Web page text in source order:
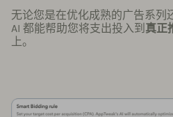
无论您是在优化成熟的广告系列
AI 都能帮助您将支出投入到 真正
上。